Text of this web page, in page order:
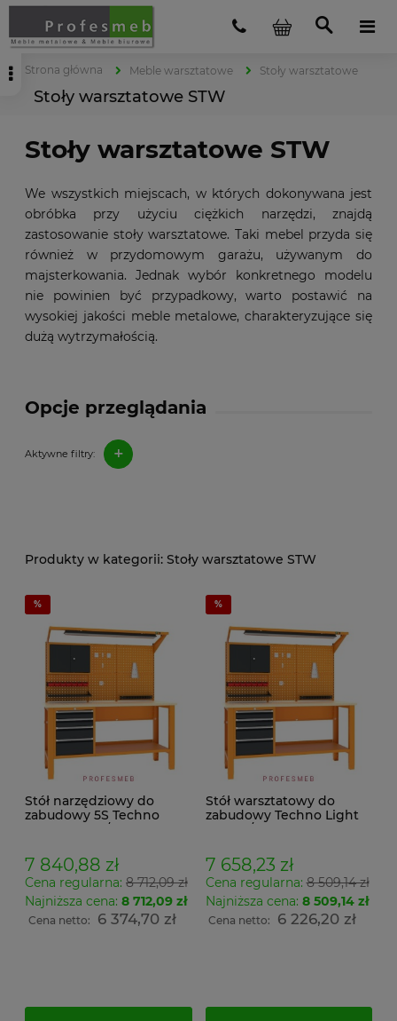
Strona główna Meble warsztatowe Stoły warsztatowe
Stoły warsztatowe STW
Opcje przeglądania
Aktywne filtry: +
Stoły warsztatowe STW
We wszystkich miejscach, w których dokonywana jest
obróbka przy użyciu ciężkich narzędzi, znajdą
zastosowanie stoły warsztatowe. Taki mebel przyda się
również w przydomowym garażu, używanym do
majsterkowania. Jednak wybór konkretnego modelu
nie powinien być przypadkowy, warto postawić na
wysokiej jakości meble metalowe, charakteryzujące się
dużą wytrzymałością.
Stoły warsztatowe STW
Stół narzędziowy do
zabudowy 5S Techno
i tablicą perforowaną
7 840,88 zł
Cena regularna: 8 712,09 zł
Najniższa cena: 8 712,09 zł
Cena netto: 6 374,70 zł
Stół warsztatowy do
zabudowy Techno Light
tablicą perforowaną
7 658,23 zł
Cena regularna:8 509,14 zł
Najniższa cena: 8 509,14 zł
Cena netto: 6 226,20 zł